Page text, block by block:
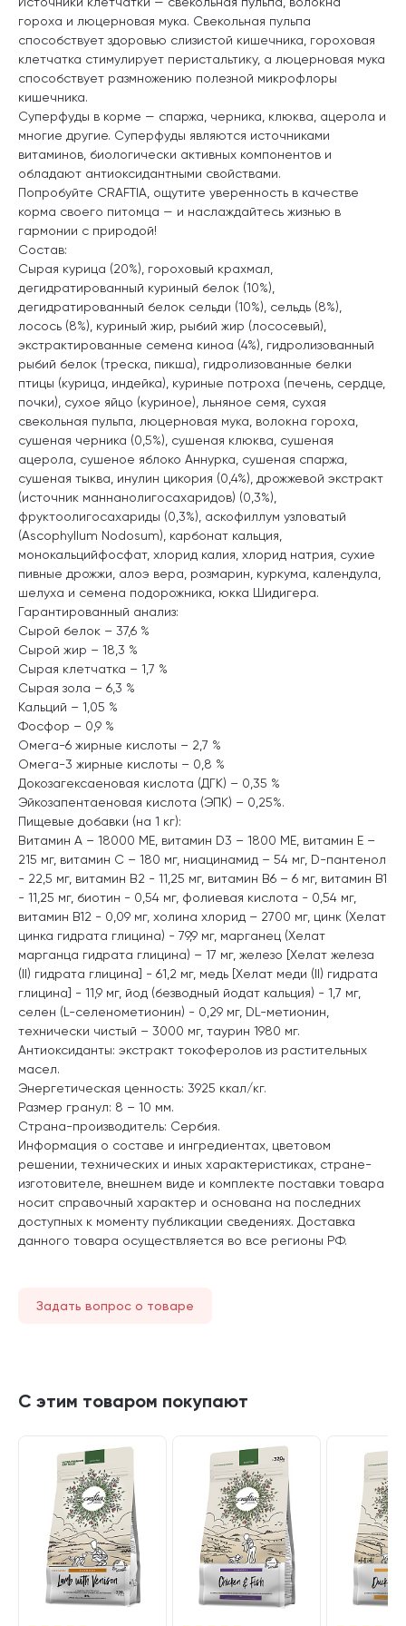
гороха и люцерновая мука. Свекольная пульпа
способствует здоровью слизистой кишечника, гороховая
клетчатка стимулирует перистальтику, а люцерновая мука
способствует размножению полезной микрофлоры
кишечника.
Суперфуды в корме — спаржа, черника, клюква, ацерола и
многие другие. Суперфуды являются источниками
витаминов, биологически активных компонентов и
обладают антиоксидантными свойствами.
Попробуйте CRAFTIA, ощутите уверенность в качестве
корма своего питомца — и наслаждайтесь жизнью в
гармонии с природой!
Состав:
Сырая курица (20%), гороховый крахмал,
дегидратированный куриный белок (10%),
дегидратированный белок сельди (10%), сельдь (8%),
лосось (8%), куриный жир, рыбий жир (лососевый),
экстрактированные семена киноа (4%), гидролизованный
рыбий белок (треска, пикша), гидролизованные белки
птицы (курица, индейка), куриные потроха (печень, сердце,
почки), сухое яйцо (куриное), льняное семя, сухая
свекольная пульпа, люцерновая мука, волокна гороха,
сушеная черника (0,5%), сушеная клюква, сушеная
ацерола, сушеное яблоко Аннурка, сушеная спаржа,
сушеная тыква, инулин цикория (0,4%), дрожжевой экстракт
(источник маннанолигосахаридов) (0,3%),
фруктоолигосахариды (0,3%), аскофиллум узловатый
(Ascophyllum Nodosum), карбонат кальция,
монокальцийфосфат, хлорид калия, хлорид натрия, сухие
пивные дрожжи, алоэ вера, розмарин, куркума, календула,
шелуха и семена подорожника, юкка Шидигера.
Гарантированный анализ:
Сырой белок – 37,6 %
Сырой жир – 18,3 %
Сырая клетчатка – 1,7 %
Сырая зола – 6,3 %
Кальций – 1,05 %
Фосфор – 0,9 %
Омега-6 жирные кислоты – 2,7 %
Омега-3 жирные кислоты – 0,8 %
Докозагексаеновая кислота (ДГК) – 0,35 %
Эйкозапентаеновая кислота (ЭПК) – 0,25%.
Пищевые добавки (на 1 кг):
Витамин А – 18000 ME, витамин D3 – 1800 ME, витамин Е –
215 мг, витамин С – 180 мг, ниацинамид – 54 мг, D-пантенол
- 22,5 мг, витамин B2 - 11,25 мг, витамин B6 – 6 мг, витамин B1
- 11,25 мг, биотин - 0,54 мг, фолиевая кислота - 0,54 мг,
витамин B12 - 0,09 мг, холина хлорид – 2700 мг, цинк (Хелат
цинка гидрата глицина) - 79,9 мг, марганец (Хелат
марганца гидрата глицина) – 17 мг, железо [Хелат железа
(II) гидрата глицина] - 61,2 мг, медь [Хелат меди (II) гидрата
глицина] - 11,9 мг, йод (безводный йодат кальция) - 1,7 мг,
селен (L-селенометионин) - 0,29 мг, DL-метионин,
технически чистый – 3000 мг, таурин 1980 мг.
Антиоксиданты: экстракт токоферолов из растительных
масел.
Энергетическая ценность: 3925 ккал/кг.
Размер гранул: 8 – 10 мм.
Страна-производитель: Сербия.
Информация о составе и ингредиентах, цветовом
решении, технических и иных характеристиках, стране-
изготовителе, внешнем виде и комплекте поставки товара
носит справочный характер и основана на последних
доступных к моменту публикации сведениях. Доставка
данного товара осуществляется во все регионы РФ.
Задать вопрос о товаре
С этим товаром покупают